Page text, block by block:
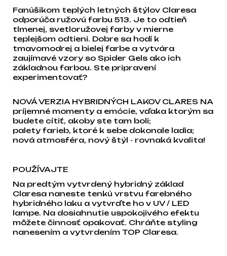
Fanúšikom teplých letných štýlov Claresa
odporúča ružovú farbu 513. Je to odtieň
tlmenej, svetloružovej farby v mierne
teplejšom odtieni. Dobre sa hodí k
tmavomodrej a bielej farbe a vytvára
zaujímavé vzory so Spider Gels ako ich
základnou farbou. Ste pripravení
experimentovať?
NOVÁ VERZIA HYBRIDNÝCH LAKOV CLARES NA
príjemné momenty a emócie, vďaka ktorým sa
budete cítiť, akoby ste tam boli;
palety farieb, ktoré k sebe dokonale ladia;
nová atmosféra, nový štýl - rovnaká kvalita!
POUŽÍVAJTE
Na predtým vytvrdený hybridný základ
Claresa naneste tenkú vrstvu farebného
hybridného laku a vytvrďte ho v UV / LED
lampe. Na dosiahnutie uspokojivého efektu
môžete činnosť opakovať. Chráňte styling
nanesením a vytvrdením TOP Claresa.